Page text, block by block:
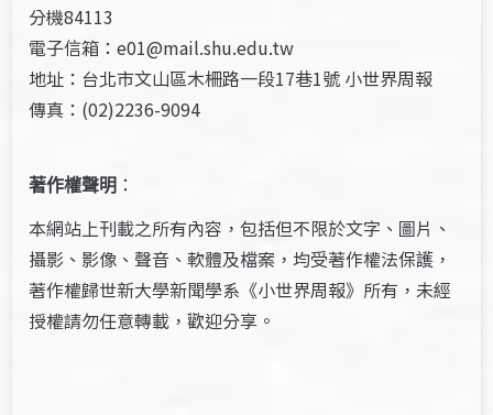
分機84113
電子信箱：e01@mail.shu.edu.tw
地址：台北市文山區木柵路一段17巷1號 小世界周報
傳真：(02)2236-9094
著作權聲明 ：
本網站上刊載之所有內容，包括但不限於文字、圖片、
攝影、影像、聲音、軟體及檔案，均受著作權法保護，
著作權歸世新大學新聞學系《小世界周報》所有，未經
授權請勿任意轉載，歡迎分享。